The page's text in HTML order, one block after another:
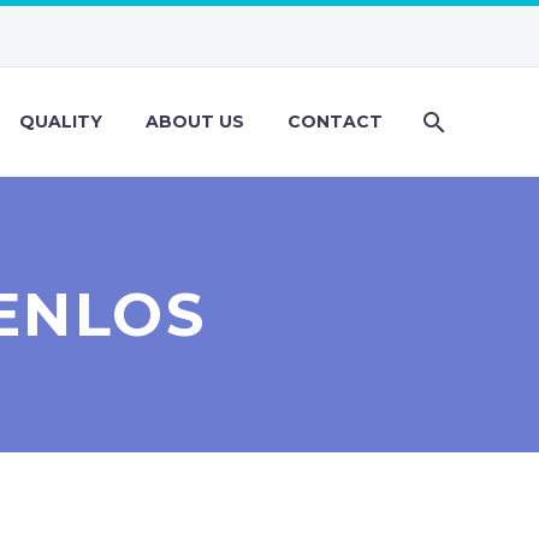
QUALITY ABOUT US CONTACT